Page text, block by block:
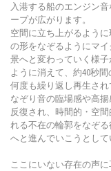
入港する船のエンジン
ープが広がります。
空間に立ち上がるよう
の形をなぞるようにマ
景へと変わっていく様
ように消えて、約40秒
何度も繰り返し再生され
なぞり音の臨場感や高
反復され、時間的・空
れる不在の輪郭をなぞ
へと進んでいこうとして
ここにいない存在の声